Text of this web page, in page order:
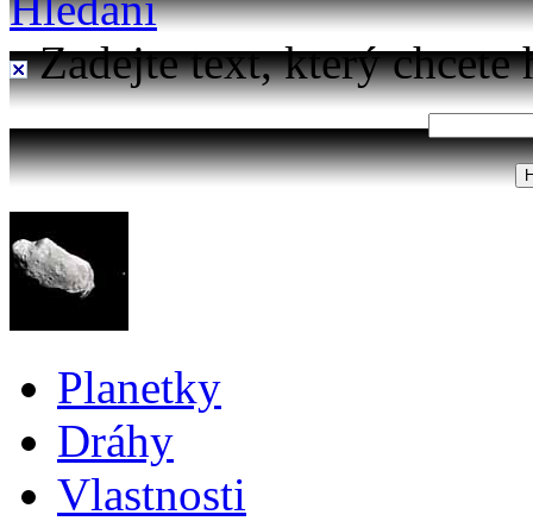
Zadejte text, který chcete
Planetky
Dráhy
Vlastnosti